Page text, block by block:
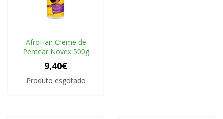
AfroHair Creme de
Pentear Novex 500g
9,40€
Produto esgotado